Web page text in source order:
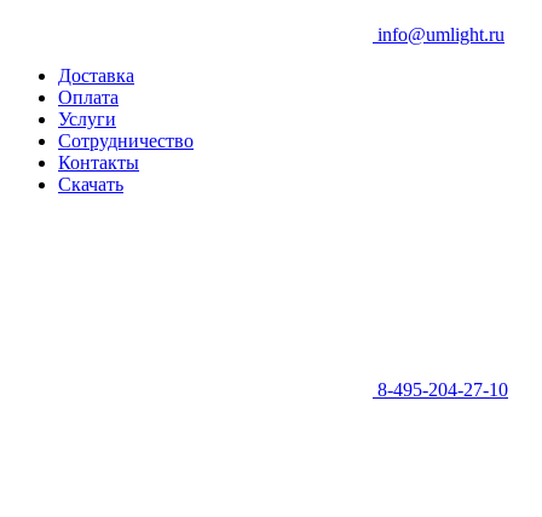
info@umlight.ru
Доставка
Оплата
Услуги
Сотрудничество
Контакты
Скачать
8-495-204-27-10